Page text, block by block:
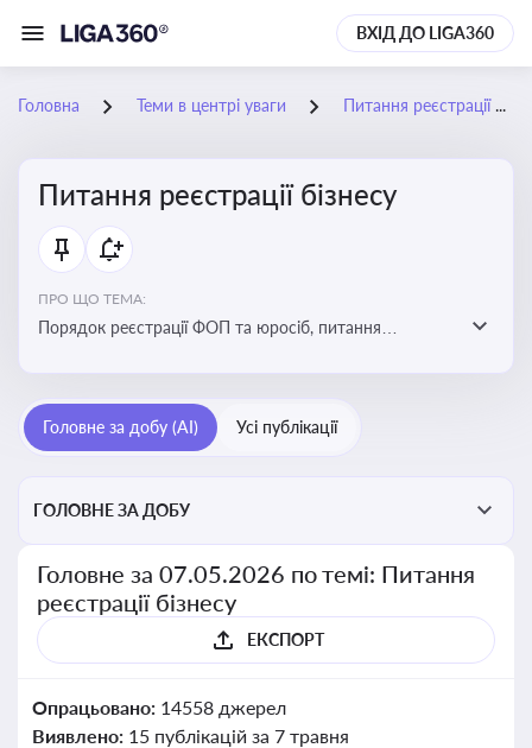
ВХІД ДО LIGA360
Головна Теми в центрі уваги Питання реєстрації бізнесу
Питання реєстрації бізнесу
ПРО ЩО ТЕМА:
Порядок реєстрації ФОП та юросіб, питання
підприємництва
Головне за добу (AI) Усі публікації
ГОЛОВНЕ ЗА ДОБУ
Головне за 07.05.2026 по темі: Питання
реєстрації бізнесу
ЕКСПОРТ
Опрацьовано: 14558 джерел
Виявлено: 15 публікацій за 7 травня